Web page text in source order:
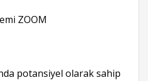
ZOOM
potansiyel olarak sahip